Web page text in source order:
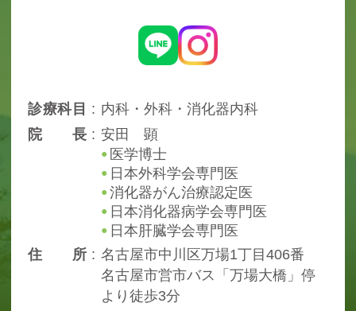
診療科 目
内科・外科・消化器内科
院
長
安田 顕
医学博士
日本外科学会専門医
消化器がん治療認定医
日本消化器病学会専門医
日本肝臓学会専門医
住
所
名古屋市中川区万場1丁目406番
名古屋市営市バス「万場大橋」停
より徒歩3分